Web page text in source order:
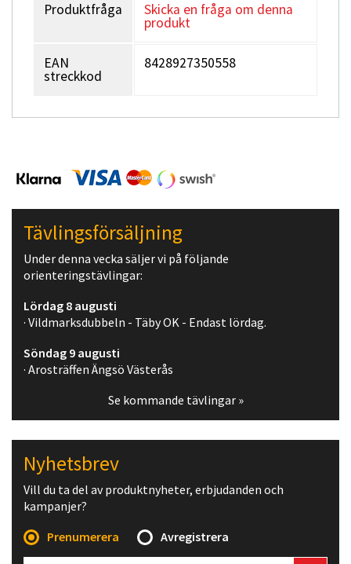
Produktfråga Skicka en fråga om denna
produkt
EAN
streckkod
8428927350558
Tävlingsförsäljning
Under denna vecka säljer vi på följande
orienteringstävlingar:
Lördag 8 augusti
· Vildmarksdubbeln - Täby OK - Endast lördag.
Söndag 9 augusti
· Arosträffen Ängsö Västerås
Se kommande tävlingar »
Nyhetsbrev
Vill du ta del av produktnyheter, erbjudanden och
kampanjer?
Prenumerera
Avregistrera